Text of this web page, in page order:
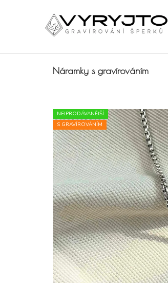
Náramky s gravírováním
NEJPRODÁVANĚJŠÍ
S GRAVÍROVÁNÍM